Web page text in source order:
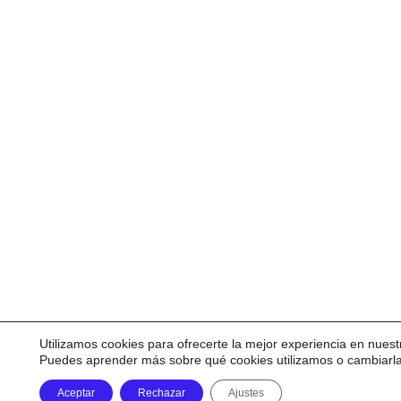
Utilizamos cookies para ofrecerte la mejor experiencia en
Puedes aprender más sobre qué cookies utilizamos o
Aceptar Rechazar Ajustes